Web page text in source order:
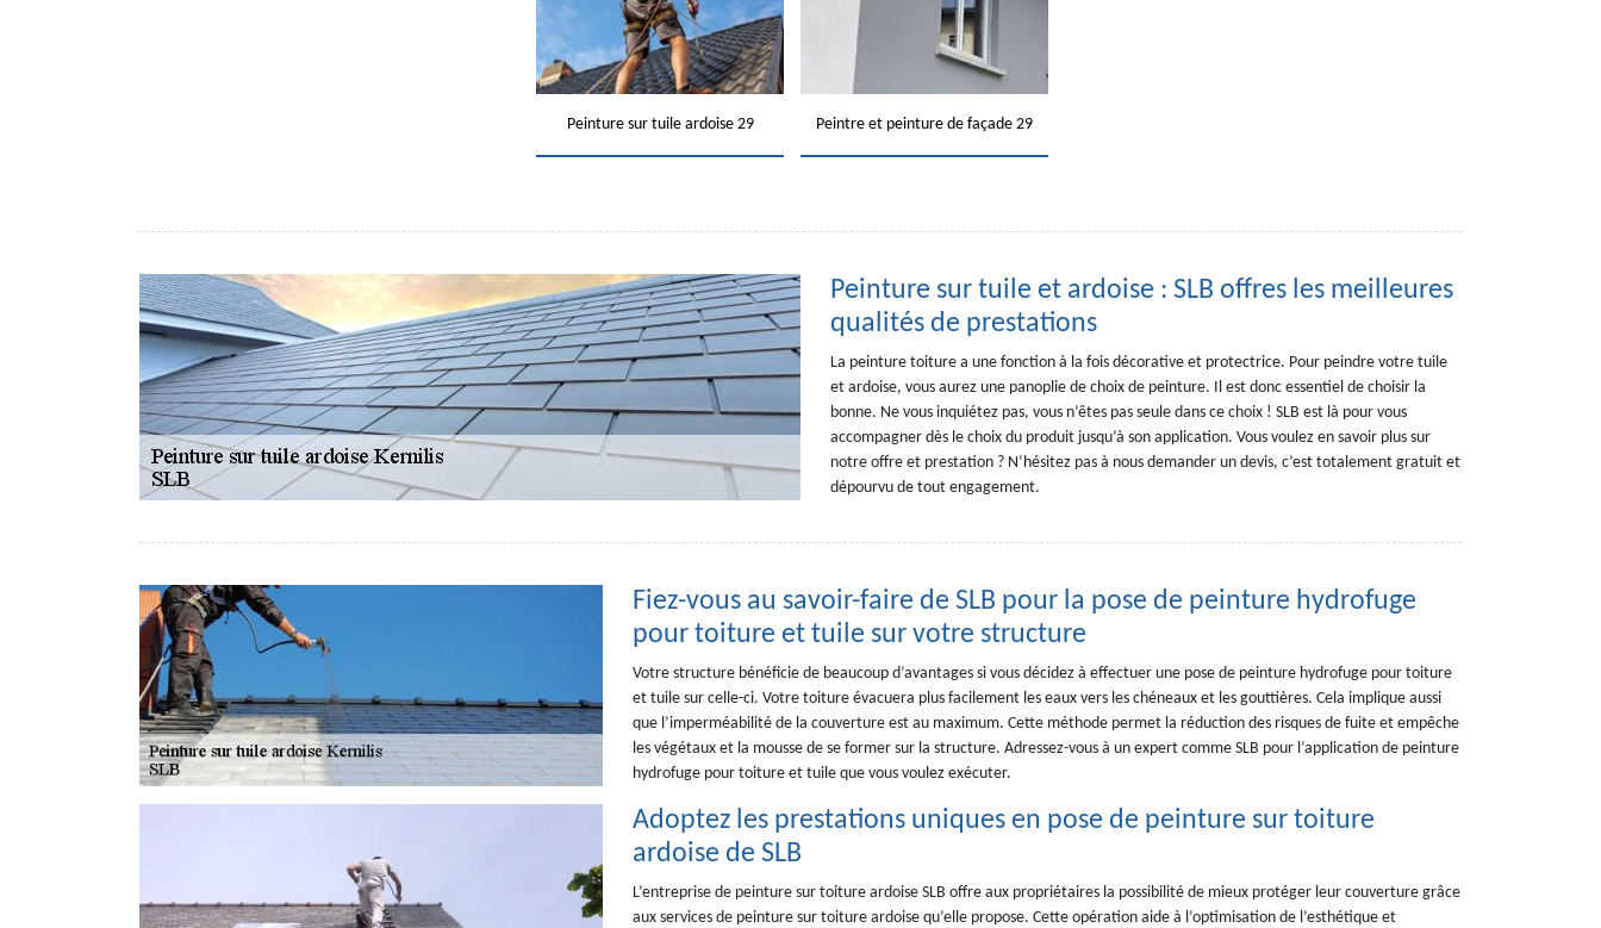
Peinture sur tuile ardoise 29 Peintre et peinture de façade 29
Peinture sur tuile et ardoise : SLB offres les meilleures
qualités de prestations
La peinture toiture a une fonction à la fois décorative et protectrice. Pour peindre votre tuile
et ardoise, vous aurez une panoplie de choix de peinture. Il est donc essentiel de choisir la
bonne. Ne vous inquiétez pas, vous n’êtes pas seule dans ce choix ! SLB est là pour vous
accompagner dès le choix du produit jusqu’à son application. Vous voulez en savoir plus sur
notre offre et prestation ? N’hésitez pas à nous demander un devis, c’est totalement gratuit et
dépourvu de tout engagement.
Fiez-vous au savoir-faire de SLB pour la pose de peinture hydrofuge
pour toiture et tuile sur votre structure
Votre structure bénéficie de beaucoup d’avantages si vous décidez à effectuer une pose de peinture hydrofuge pour toiture
et tuile sur celle-ci. Votre toiture évacuera plus facilement les eaux vers les chéneaux et les gouttières. Cela implique aussi
que l’imperméabilité de la couverture est au maximum. Cette méthode permet la réduction des risques de fuite et empêche
les végétaux et la mousse de se former sur la structure. Adressez-vous à un expert comme SLB pour l’application de peinture
hydrofuge pour toiture et tuile que vous voulez exécuter.
Adoptez les prestations uniques en pose de peinture sur toiture
ardoise de SLB
L’entreprise de peinture sur toiture ardoise SLB offre aux propriétaires la possibilité de mieux protéger leur couverture grâce
aux services de peinture sur toiture ardoise qu’elle propose. Cette opération aide à l’optimisation de l’esthétique et